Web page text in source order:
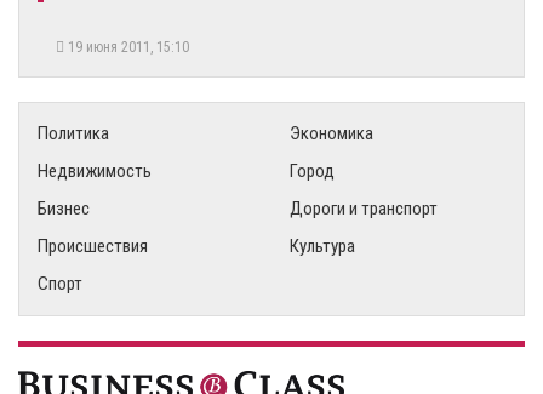
19 июня 2011, 15:10
Политика
Экономика
Недвижимость
Город
Бизнес
Дороги и транспорт
Происшествия
Культура
Спорт